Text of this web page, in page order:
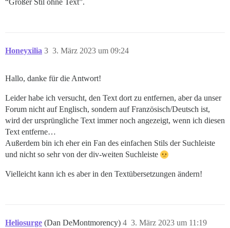
“Großer Stil ohne Text”.
Honeyxilia 3. März 2023 um 09:24
3
Hallo, danke für die Antwort!
Leider habe ich versucht, den Text dort zu entfernen, aber da unser
Forum nicht auf Englisch, sondern auf Französisch/Deutsch ist,
wird der ursprüngliche Text immer noch angezeigt, wenn ich diesen
Text entferne…
Außerdem bin ich eher ein Fan des einfachen Stils der Suchleiste
und nicht so sehr von der div-weiten Suchleiste
Vielleicht kann ich es aber in den Textübersetzungen ändern!
Heliosurge (Dan DeMontmorency) 3. März 2023 um 11:19
4